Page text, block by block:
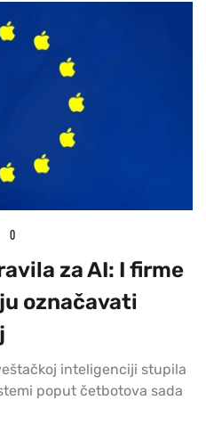
0
za AI: I firme
označavati
inteligenciji stupila
poput četbotova sada